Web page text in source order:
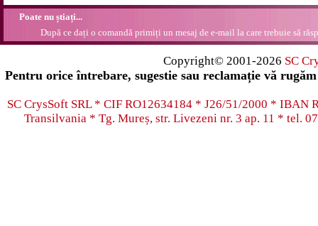
Poate nu știați...
După ce dați o comandă primiți un mesaj de e-mail la care trebuie să
Copyright© 2001-2026 SC
Pentru orice întrebare, sugestie sau reclamație vă
SC CrysSoft SRL * CIF RO12634184 * J26/51/2000 * IBAN
Transilvania * Tg. Mureș, str. Livezeni nr. 3 ap. 11 * tel.